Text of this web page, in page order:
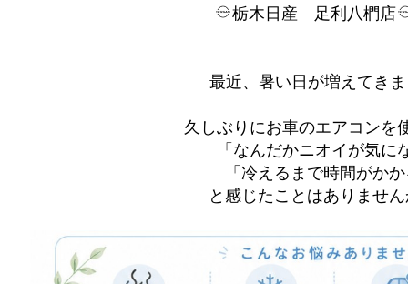
栃木日産 足利八椚店
最近、暑い日が増えてき
久しぶりにお車のエアコンを
「なんだかニオイが気
「冷えるまで時間がか
と感じたことはありませ